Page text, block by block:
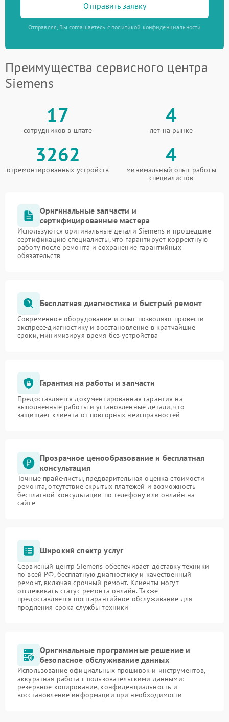
Отправить заявку
Отправляя, Вы соглашаетесь с политикой конфиденциальности
Преимущества сервисного центра
Siemens
17
сотрудников в штате
4
лет на рынке
3262
отремонтированных устройств
4
минимальный опыт работы
специалистов
Оригинальные запчасти и
сертифицированные мастера
Используются оригинальные детали Siemens и прошедшие
сертификацию специалисты, что гарантирует корректную
работу после ремонта и сохранение гарантийных
обязательств
Бесплатная диагностика и быстрый ремонт
Современное оборудование и опыт позволяют провести
экспресс-диагностику и восстановление в кратчайшие
сроки, минимизируя время без устройства
Гарантия на работы и запчасти
Предоставляется документированная гарантия на
выполненные работы и установленные детали, что
защищает клиента от повторных неисправностей
Прозрачное ценообразование и бесплатная
консультация
Точные прайс-листы, предварительная оценка стоимости
ремонта, отсутствие скрытых платежей и возможность
бесплатной консультации по телефону или онлайн на
сайте
Широкий спектр услуг
Сервисный центр Siemens обеспечивает доставку техники
по всей РФ, бесплатную диагностику и качественный
ремонт, включая срочный ремонт. Клиенты могут
отслеживать статус ремонта онлайн. Также
предоставляется постгарантийное обслуживание для
продления срока службы техники
Оригинальные программные решение и
безопасное обслуживание данных
Использование официальных прошивок и инструментов,
аккуратная работа с пользовательскими данными:
резервное копирование, конфиденциальность и
восстановление информации при необходимости